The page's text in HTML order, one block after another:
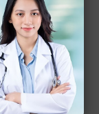
dapat